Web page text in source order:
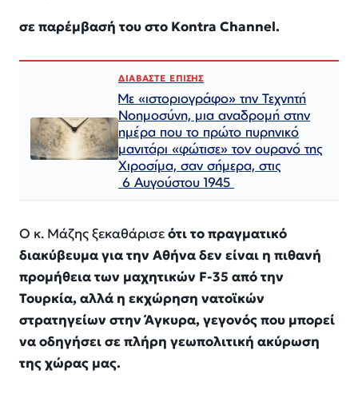
σε παρέμβασή του στο Kontra Channel.
ΔΙΑΒΑΣΤΕ ΕΠΙΣΗΣ
Με «ιστοριογράφο» την Τεχνητή
Νοημοσύνη, μια αναδρομή στην
ημέρα που το πρώτο πυρηνικό
μανιτάρι «φώτισε» τον ουρανό της
Χιροσίμα, σαν σήμερα, στις
6 Αυγούστου 1945
Ο κ. Μάζης ξεκαθάρισεότι το πραγματικό
διακύβευμα για την Αθήνα δεν είναι η πιθανή
προμήθεια των μαχητικών F-35 από την
Τουρκία, αλλά η εκχώρηση νατοϊκών
στρατηγείων στην Άγκυρα, γεγονός που μπορεί
να οδηγήσει σε πλήρη γεωπολιτική ακύρωση
της χώρας μας.